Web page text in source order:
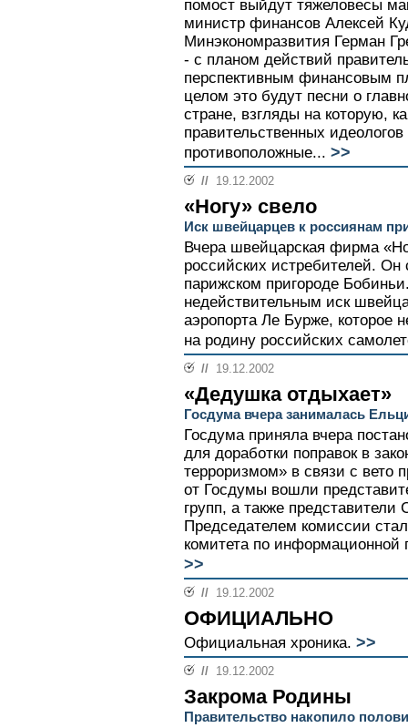
помост выйдут тяжеловесы
министр финансов Алексей
Минэкономразвития Герман
- с планом действий
перспективным финансовым
целом это будут песни о
стране, взгляды на которую,
правительственных
противоположные... >>
// 19.12.2002
«Ногу» свело
Иск швейцарцев к россиянам
Вчера швейцарская фирма
российских истребителей. Он
парижском пригороде
недействительным иск
аэропорта Ле Бурже, которое
на родину российских
// 19.12.2002
«Дедушка отдыхает»
Госдума вчера занималась
Госдума приняла вчера
для доработки поправок в
терроризмом» в связи с вето
от Госдумы вошли
групп, а также
Председателем комиссии
комитета по информационной
>>
// 19.12.2002
ОФИЦИАЛЬНО
Официальная хроника. >>
// 19.12.2002
Закрома Родины
Правительство накопило